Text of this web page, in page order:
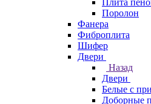
Плита
Поролон
Фанера
Фиброплита
Шифер
Двери
Назад
Двери
Белые с
Доборные